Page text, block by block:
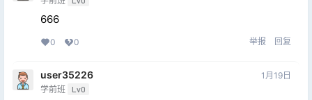
666
0 0 举报 回复
user35226
学前班 Lv0
1月19日